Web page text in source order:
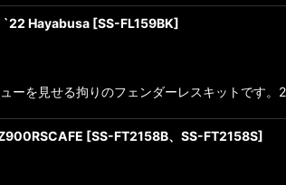
`22 Hayabusa [SS-FL159BK]
ーを見せる拘りのフェンダーレスキットです
[SS-FT2158B、SS-FT2158S]